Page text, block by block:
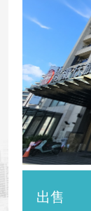
出售